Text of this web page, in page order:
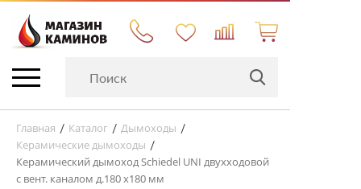
Главная / Каталог / Дымоходы /
Керамические дымоходы /
Керамический дымоход Schiedel UNI двухходовой
с вент. каналом д.180 х180 мм